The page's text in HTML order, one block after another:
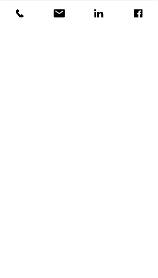
Joesjtsjenko won met 52% (p. 180-